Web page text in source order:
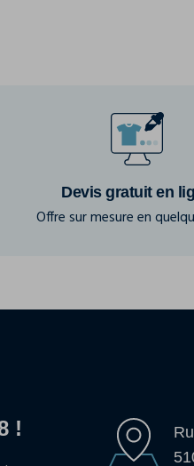
Devis gratuit en
Offre sur mesure en
!